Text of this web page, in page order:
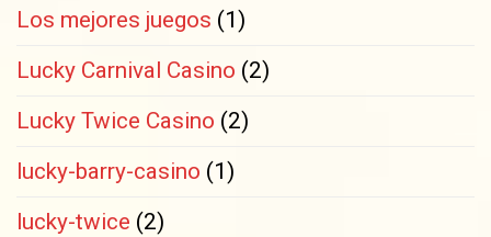
Los mejores juegos (1)
Lucky Carnival Casino (2)
Lucky Twice Casino (2)
lucky-barry-casino (1)
lucky-twice (2)